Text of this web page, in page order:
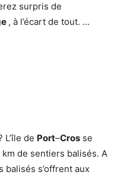
surpris de
, à l’écart de tout. …
de Port–Cros se
de sentiers balisés. A
balisés s’offrent aux